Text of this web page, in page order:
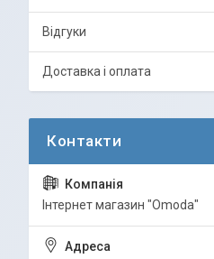
Відгуки
Доставка і оплата
Інтернет магазин "Omoda"